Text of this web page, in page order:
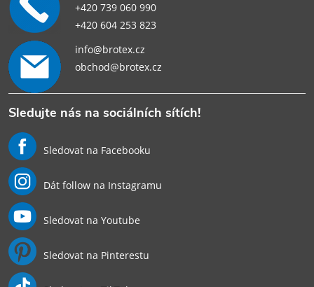
+420 739 060 990
+420 604 253 823
info@brotex.cz
obchod@brotex.cz
Sledujte nás na sociálních sítích!
Sledovat na Facebooku
Dát follow na Instagramu
Sledovat na Youtube
Sledovat na Pinterestu